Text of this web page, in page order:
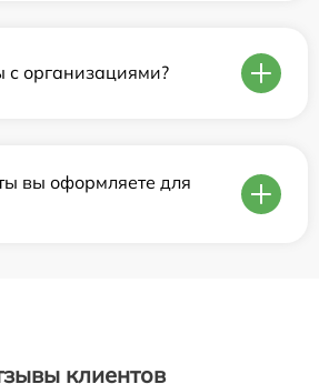
с организациями?
вы оформляете для
клиентов